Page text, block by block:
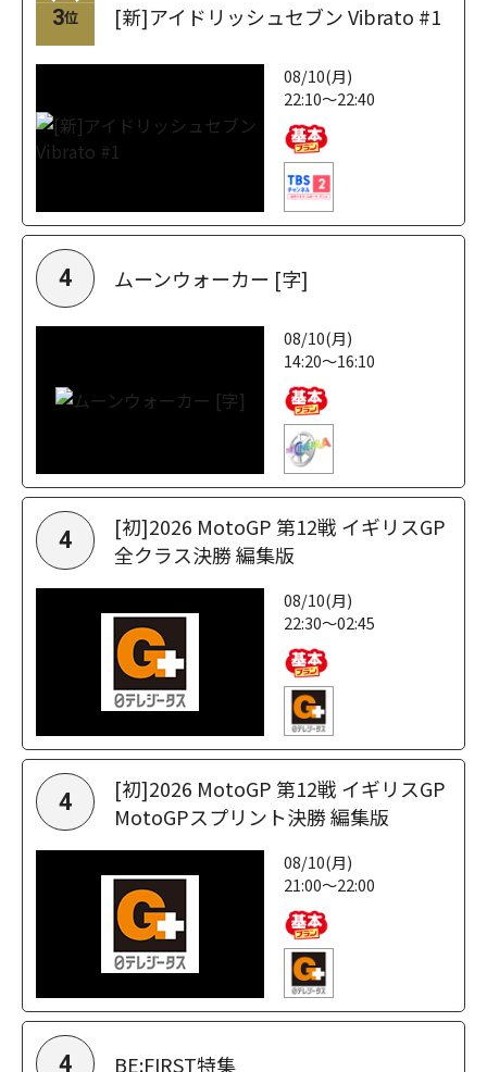
3位 [新]アイドリッシュセブン Vibrato #1
08/10(月)
22:10～22:40
4 ムーンウォーカー [字]
08/10(月)
14:20～16:10
4
[初]2026 MotoGP 第12戦 イギリスGP
全クラス決勝 編集版
08/10(月)
22:30～02:45
4
[初]2026 MotoGP 第12戦 イギリスGP
MotoGPスプリント決勝 編集版
08/10(月)
21:00～22:00
4 BE:FIRST特集